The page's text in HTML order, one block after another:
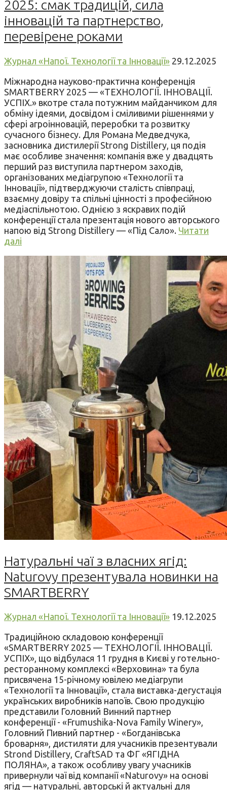
2025: смак традицій, сила
інновацій та партнерство,
перевірене роками
Журнал «Напої. Технології та Інновації» 29.12.2025
Міжнародна науково-практична конференція
SMARTBERRY 2025 — «ТЕХНОЛОГІЇ. ІННОВАЦІЇ.
УСПІХ.» вкотре стала потужним майданчиком для
обміну ідеями, досвідом і сміливими рішеннями у
сфері агроінновацій, переробки та розвитку
сучасного бізнесу. Для Романа Медведчука,
засновника дистилерії Strong Distillery, ця подія
має особливе значення: компанія вже у двадцять
перший раз виступила партнером заходів,
організованих медіагрупою «Технології та
Інновації», підтверджуючи сталість співпраці,
взаємну довіру та спільні цінності з професійною
медіаспільнотою. Однією з яскравих подій
конференції стала презентація нового авторського
напою від Strong Distillery — «Під Сало». Читати
далі
Натуральні чаї з власних ягід:
Naturovy презентувала новинки на
SMARTBERRY
Журнал «Напої. Технології та Інновації» 19.12.2025
Традиційною складовою конференції
«SMARTBERRY 2025 — ТЕХНОЛОГІЇ. ІННОВАЦІЇ.
УСПІХ», що відбулася 11 грудня в Києві у готельно-
ресторанному комплексі «Верховина» та була
присвячена 15-річному ювілею медіагрупи
«Технології та Інновації», стала виставка-дегустація
українських виробників напоїв. Свою продукцію
представили Головний Винний партнер
конференції - «Frumushika-Nova Family Winery»,
Головний Пивний партнер - «Богданівська
броварня», дистиляти для учасників презентували
Strond Distillery, CraftSAD та ФГ «ЯГІДНА
ПОЛЯНА», а також особливу увагу учасників
привернули чаї від компанії «Naturovy» на основі
ягід — натуральні, авторські й актуальні для